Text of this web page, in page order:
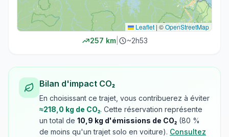
Leaflet | ©OpenStreetMap
257 km| ~2h53
Bilan d'impact CO₂
En choisissant ce trajet, vous contribuerez à éviter
≈218,0 kg de CO₂. Cette réservation représente
un total de 10,9 kg d'émissions de CO₂ (80 %
de moins qu'un trajet solo en voiture). Consultez